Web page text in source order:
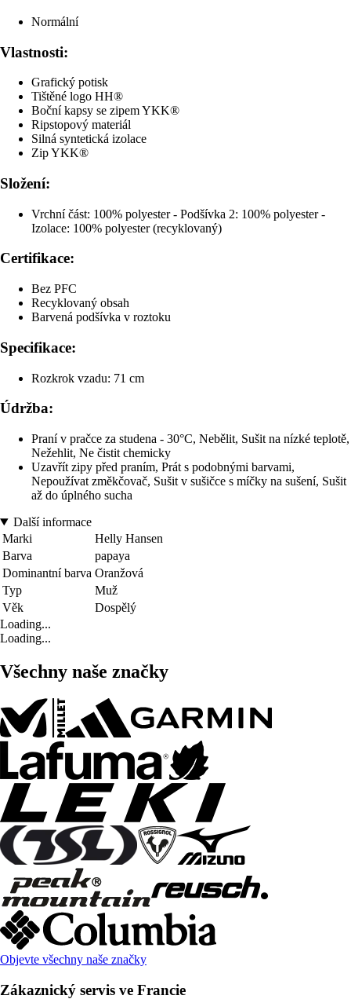
Normální
Vlastnosti:
Grafický potisk
Tištěné logo HH®
Boční kapsy se zipem YKK®
Ripstopový materiál
Silná syntetická izolace
Zip YKK®
Složení:
Vrchní část: 100% polyester - Podšívka 2: 100% polyester -
Izolace: 100% polyester (recyklovaný)
Certifikace:
Bez PFC
Recyklovaný obsah
Barvená podšívka v roztoku
Specifikace:
Rozkrok vzadu: 71 cm
Údržba:
Praní v pračce za studena - 30°C, Nebělit, Sušit na nízké teplotě,
Nežehlit, Ne čistit chemicky
Uzavřít zipy před praním, Prát s podobnými barvami,
Nepoužívat změkčovač, Sušit v sušičce s míčky na sušení, Sušit
až do úplného sucha
Další informace
Marki
Helly Hansen
Barva
papaya
Dominantní barva Oranžová
Typ
Muž
Věk
Dospělý
Loading...
Loading...
Všechny naše značky
Objevte všechny naše značky
Zákaznický servis ve Francie